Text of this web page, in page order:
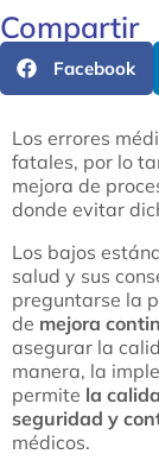
Compartir
Facebook
Los errores
fatales, por lo
mejora de
donde evitar
Los bajos
salud y sus
preguntarse la
de mejora
asegurar la
manera, la
permite la
seguridad y
médicos.